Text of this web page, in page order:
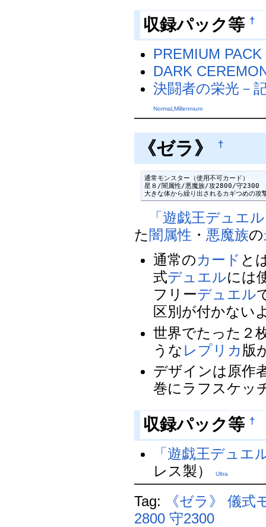
収録パック等 †
PREMIUM PACK
DARK
決闘者の栄光－
Normal ,Millennium
《ゼラ》 †
通常モンスター（使用不可カード）
星８/闇属性/悪魔族/攻2800/守2300
大きな体から繰り出されるカギつめの攻
「遊戯王デュエ
た 闇属性 ・ 悪魔族の
通常のカード と
式デュエルには
フリーデュエル
区別が付かない
世界でたった２
うな レプリカ 版
デザインは原作
巻にラフスケッ
収録パック等 †
「遊戯王デュエ
レス製）Ultra
Tag: 《ゼラ》
儀式
2800 守2300